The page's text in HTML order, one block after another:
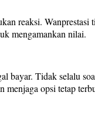
reaksi. Wanprestasi
mengamankan nilai.
bayar. Tidak selalu
menjaga opsi tetap